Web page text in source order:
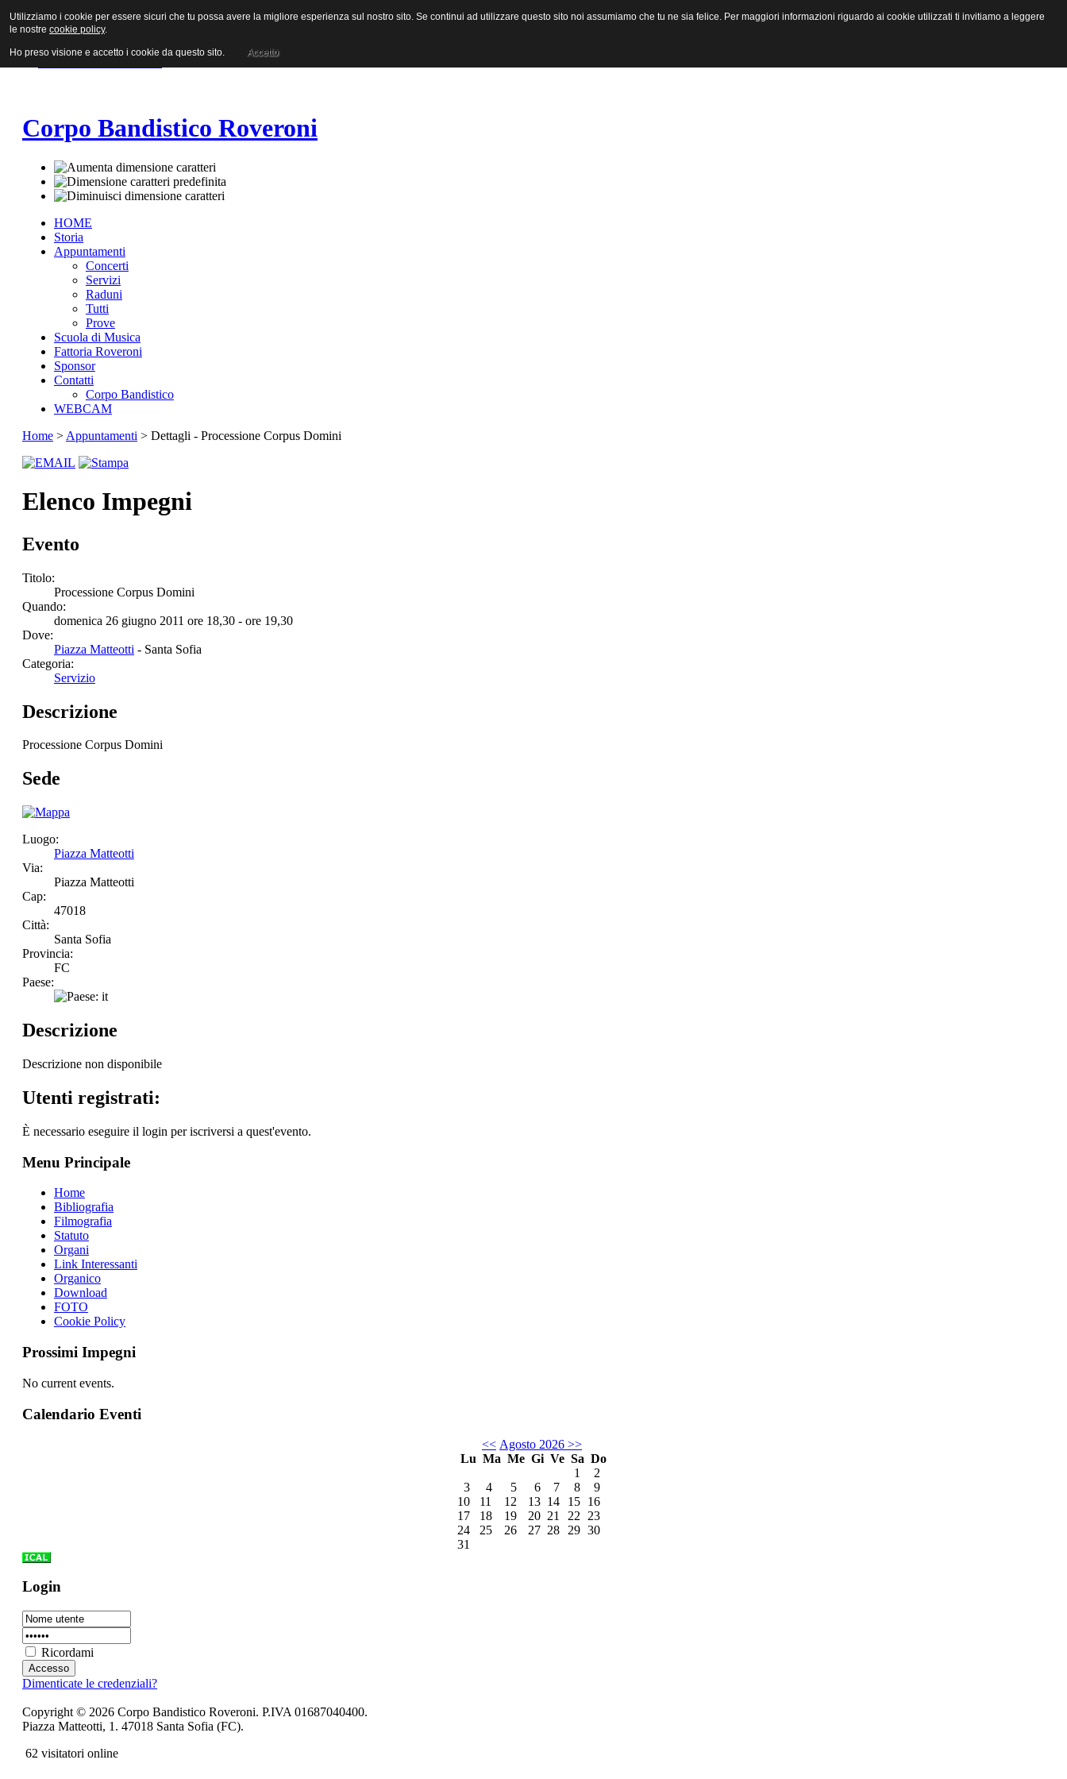
Vai al contenuto
Vai alla navigazione principale
Vai alla prima colonna
Corpo Bandistico Roveroni
HOME
Storia
Appuntamenti
Concerti
Servizi
Raduni
Tutti
Prove
Scuola di Musica
Fattoria Roveroni
Sponsor
Contatti
Corpo Bandistico
WEBCAM
Home> Appuntamenti > Dettagli - Processione Corpus Domini
Elenco Impegni
Evento
Titolo:
Processione Corpus Domini
Quando:
domenica 26 giugno 2011 ore 18,30 - ore 19,30
Dove:
Piazza Matteotti - Santa Sofia
Categoria:
Servizio
Descrizione
Processione Corpus Domini
Sede
Luogo:
Piazza Matteotti
Via:
Piazza Matteotti
Cap:
47018
Città:
Santa Sofia
Provincia:
FC
Paese:
Descrizione
Descrizione non disponibile
Utenti registrati:
È necessario eseguire il login per iscriversi a quest'evento.
Menu Principale
Home
Bibliografia
Filmografia
Statuto
Organi
Link Interessanti
Organico
Download
FOTO
Cookie Policy
Prossimi Impegni
No current events.
Calendario Eventi
<< Agosto 2026 >>
Lu Ma Me Gi Ve Sa Do
1
2
3
4 5 6 7 8
9
10
11 12 13 14 15 16
17
18 19 20 21 22
23
24
25 26 27 28 29 30
31
Login
Ricordami
Dimenticate le credenziali?
Copyright © 2026 Corpo Bandistico Roveroni. P.IVA 01687040400.
Piazza Matteotti, 1. 47018 Santa Sofia (FC).
62 visitatori online
Utilizziamo i cookie per essere sicuri che tu possa avere la migliore esperienza sul nostro sito. Se continui ad utilizzare questo sito noi assumiamo che tu ne sia felice. Per maggiori informazioni riguardo ai cookie utilizzati ti invitiamo a leggere
le nostre cookie policy.
Ho preso visione e accetto i cookie da questo sito. Accetto